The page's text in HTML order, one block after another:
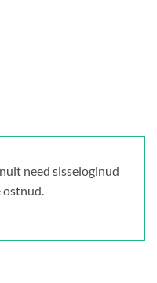
need sisseloginud